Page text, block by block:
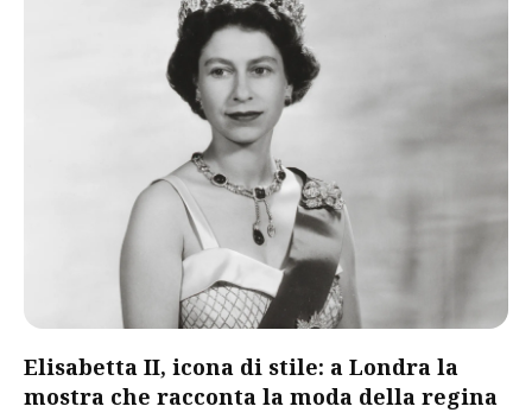
Elisabetta II, icona di stile: a Londra la
mostra che racconta la moda della regina